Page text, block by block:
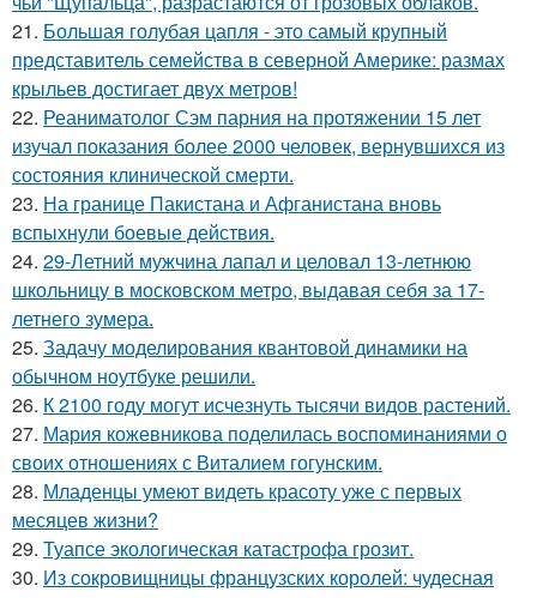
21. Большая голубая цапля - это самый крупный
представитель семейства в северной Америке: размах
крыльев достигает двух метров!
22. Реаниматолог Сэм парния на протяжении 15 лет
изучал показания более 2000 человек, вернувшихся из
состояния клинической смерти.
23. На границе Пакистана и Афганистана вновь
вспыхнули боевые действия.
24. 29-Летний мужчина лапал и целовал 13-летнюю
школьницу в московском метро, выдавая себя за 17-
летнего зумера.
25. Задачу моделирования квантовой динамики на
обычном ноутбуке решили.
26. К 2100 году могут исчезнуть тысячи видов растений.
27. Мария кожевникова поделилась воспоминаниями о
своих отношениях с Виталием гогунским.
28. Младенцы умеют видеть красоту уже с первых
месяцев жизни?
29. Туапсе экологическая катастрофа грозит.
30. Из сокровищницы французских королей: чудесная